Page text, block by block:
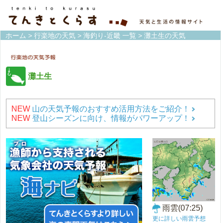
ホーム > 行楽地の天気 > 海釣り-近畿 一覧 > 灘土生の天気
灘土生
NEW 山の天気予報のおすすめ活用方法をご紹介！
NEW 登山シーズンに向け、情報がパワーアップ！
雨雲(07:25)
更に詳しい雨雲予想